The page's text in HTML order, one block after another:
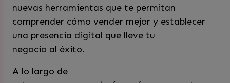
nuevas herramientas que te permitan
comprender cómo vender mejor y establecer
una presencia digital que lleve tu
negocio al éxito.
A lo largo de